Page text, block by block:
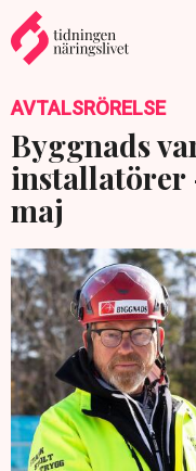
AVTALSRÖRELSE
Byggnads
installatörer
maj